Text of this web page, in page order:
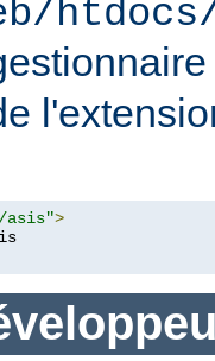
asis">